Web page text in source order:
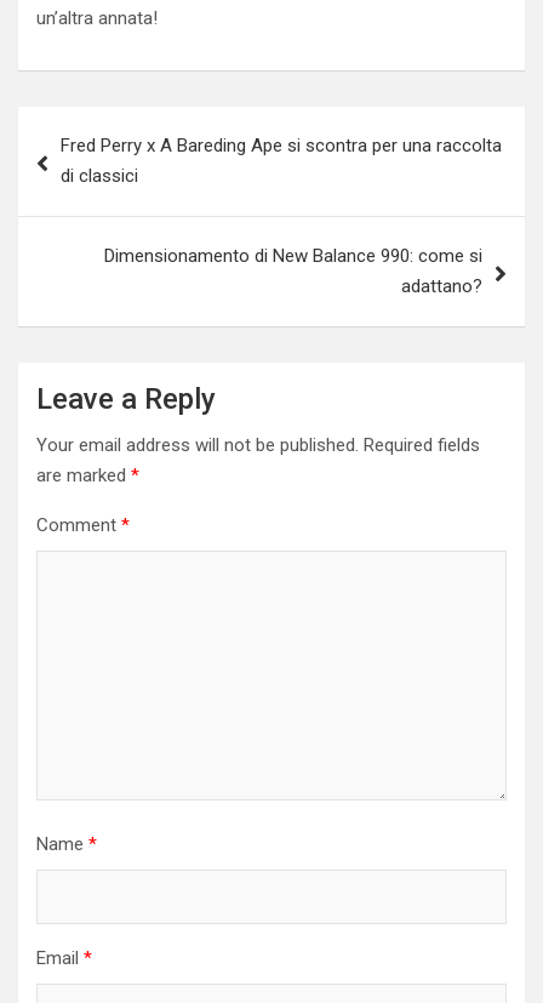
un’altra annata!
navigation
Fred Perry x A Bareding Ape si scontra per una raccolta
di classici
Dimensionamento di New Balance 990: come si
adattano?
Leave a Reply
Your email address will not be published. Required fields
are marked *
Comment *
Name *
Email *